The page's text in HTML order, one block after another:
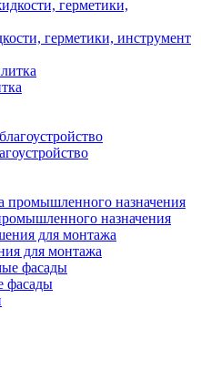
герметики, инструмент
назначения
для монтажа
фасады